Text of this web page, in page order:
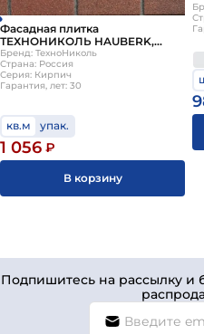
Фасадная плитка
ТЕХНОНИКОЛЬ HAUBERK,
Терракотовый кирпич
Бренд: ТехноНиколь
Страна: Россия
Серия: Кирпич
Гарантия, лет: 30
кв.м упак.
1 056 ₽
В корзину
Подпишитесь на рассылку и